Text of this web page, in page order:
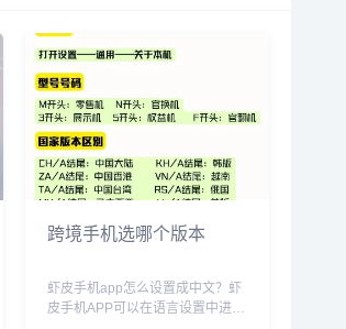
跨境手机选哪个版本
虾皮手机app怎么设置成中文？虾
皮手机APP可以在语言设置中进行